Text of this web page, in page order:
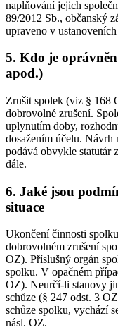
naplňování jejich
89/2012 Sb., občanský
upraveno v
5. Kdo je
apod.)
Zrušit spolek (viz § 168
dobrovolné zrušení.
uplynutím doby,
dosažením účelu. Návrh
podává obvykle statutár
dále.
6. Jaké jsou
situace
Ukončení činnosti
dobrovolném zrušení
OZ). Příslušný orgán
spolku. V opačném
OZ). Neurčí-li stanovy
schůze (§ 247 odst. 3
schůze spolku, vychází
násl. OZ.